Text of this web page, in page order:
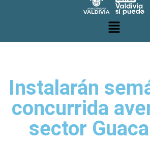
Instalarán
concurrida
sector